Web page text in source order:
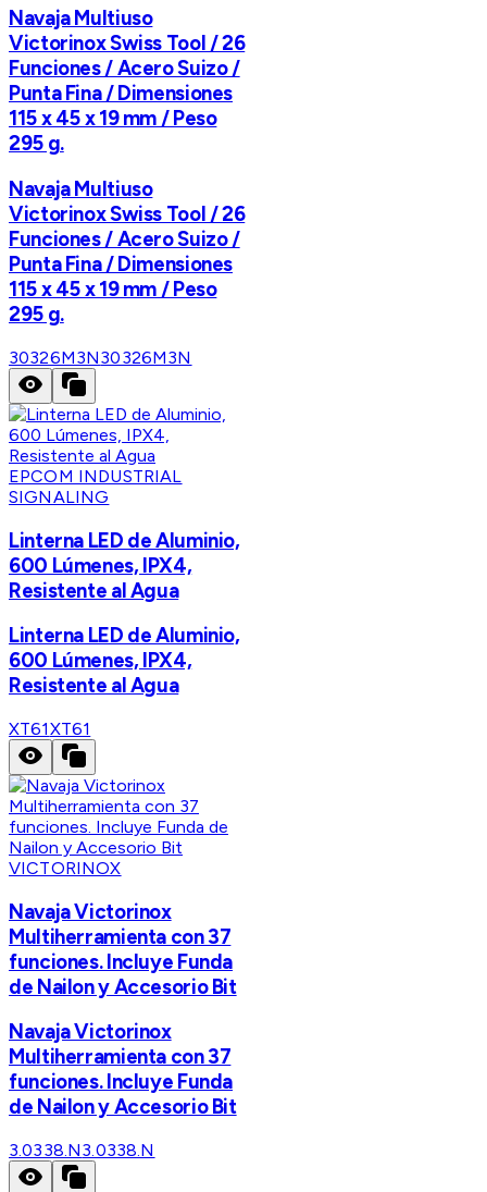
Navaja Multiuso
Victorinox Swiss Tool / 26
Funciones / Acero Suizo /
Punta Fina / Dimensiones
115 x 45 x 19 mm / Peso
295 g.
Navaja Multiuso
Victorinox Swiss Tool / 26
Funciones / Acero Suizo /
Punta Fina / Dimensiones
115 x 45 x 19 mm / Peso
295 g.
30326M3N30326M3N
EPCOM INDUSTRIAL
SIGNALING
Linterna LED de Aluminio,
600 Lúmenes, IPX4,
Resistente al Agua
Linterna LED de Aluminio,
600 Lúmenes, IPX4,
Resistente al Agua
XT61XT61
VICTORINOX
Navaja Victorinox
Multiherramienta con 37
funciones. Incluye Funda
de Nailon y Accesorio Bit
Navaja Victorinox
Multiherramienta con 37
funciones. Incluye Funda
de Nailon y Accesorio Bit
3.0338.N3.0338.N